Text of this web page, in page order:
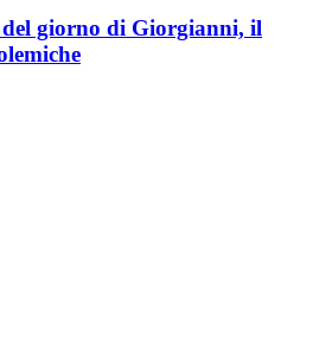
del giorno di Giorgianni, il